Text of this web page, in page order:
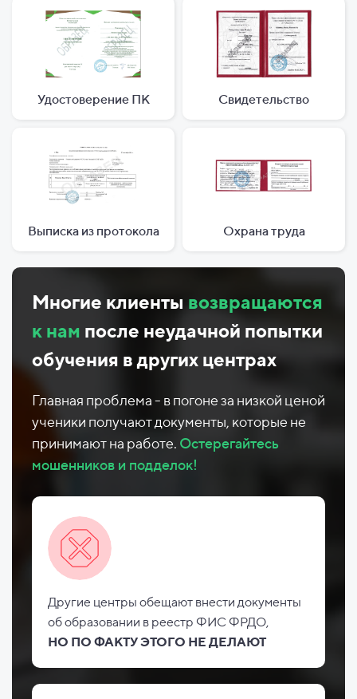
Удостоверение ПК Свидетельство
Выписка из протокола Охрана труда
Многие клиенты возвращаются
к нам после неудачной попытки
обучения в других центрах
Главная проблема - в погоне за низкой ценой
ученики получают документы, которые не
принимают на работе. Остерегайтесь
мошенников и подделок!
Другие центры обещают внести документы
обобразовании в реестр ФИС ФРДО,
НО ПО ФАКТУ ЭТОГО НЕ ДЕЛАЮТ